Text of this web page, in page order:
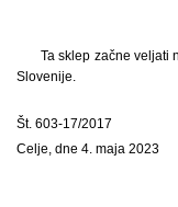
Ta sklep začne veljati
Slovenije.
Št. 603-17/2017
Celje, dne 4. maja 2023